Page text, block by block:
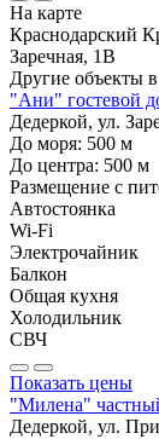
На карте
Краснодарский
Заречная, 1В
Другие объекты в
"Ани" гостевой
Дедеркой, ул.
До моря: 500 м
До центра: 500 м
Размещение с
Автостоянка
Wi-Fi
Электрочайник
Балкон
Общая кухня
Холодильник
СВЧ
Показать цены
"Милена"
Дедеркой, ул.